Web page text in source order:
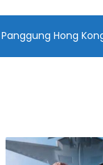
Hong Kong